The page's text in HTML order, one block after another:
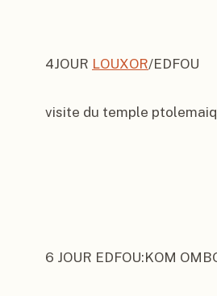
4JOUR LOUXOR/EDFOU
visite du temple
6 JOUR EDFOU:KOM